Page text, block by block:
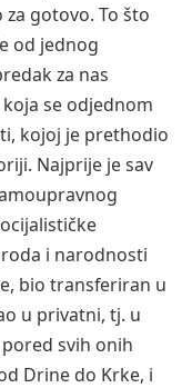
za gotovo. To što
od jednog
za nas
se odjednom
kojoj je prethodio
Najprije je sav
i narodnosti
bio transferiran u
u privatni, tj. u
svih onih
Drine do Krke, i